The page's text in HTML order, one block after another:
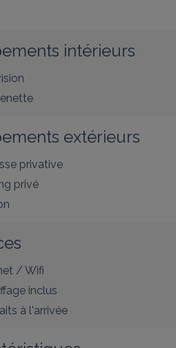
intérieurs
extérieurs
privative
privé
/ Wifi
inclus
à l'arrivée